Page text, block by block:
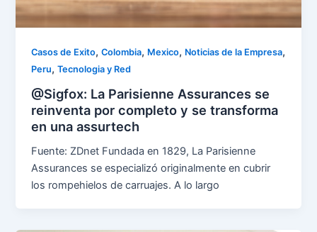
Casos de Exito,Colombia, Mexico, Noticias de la Empresa,
Peru,Tecnologia y Red
@Sigfox: La Parisienne Assurances se
reinventa por completo y se transforma
en una assurtech
Fuente: ZDnet Fundada en 1829, La Parisienne
Assurances se especializó originalmente en cubrir
los rompehielos de carruajes. A lo largo